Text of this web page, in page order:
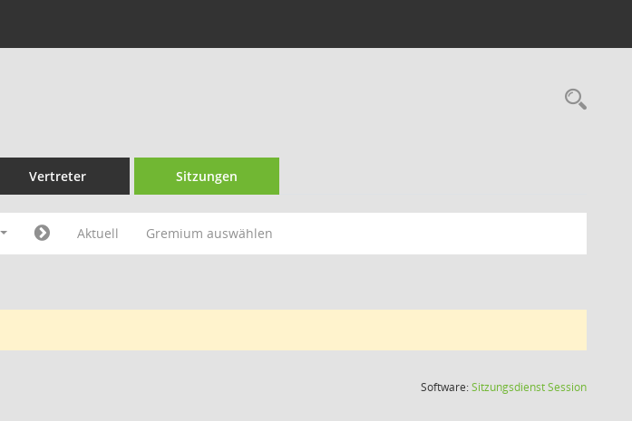
Vertreter Sitzungen
Aktuell Gremium auswählen
Software:SitzungsdienstSession(Wird in